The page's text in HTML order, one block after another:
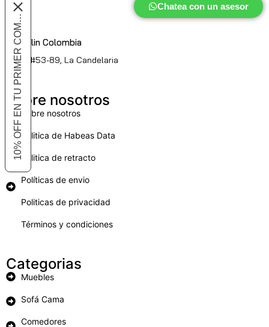
Chatea con un asesor
Medellin Colombia
Cl. 51 #53-89, La Candelaria
Sobre nosotros
Sobre nosotros
Politica de Habeas Data
Politica de retracto
Políticas de envio
Politicas de privacidad
Términos y condiciones
Categorias
Muebles
Sofá Cama
Comedores
10% OFF EN TU PRIMER COMPRA